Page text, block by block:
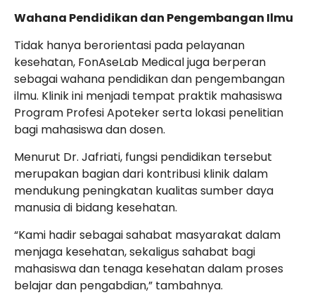
Wahana Pendidikan dan Pengembangan Ilmu
Tidak hanya berorientasi pada pelayanan
kesehatan, FonAseLab Medical juga berperan
sebagai wahana pendidikan dan pengembangan
ilmu. Klinik ini menjadi tempat praktik mahasiswa
Program Profesi Apoteker serta lokasi penelitian
bagi mahasiswa dan dosen.
Menurut Dr. Jafriati, fungsi pendidikan tersebut
merupakan bagian dari kontribusi klinik dalam
mendukung peningkatan kualitas sumber daya
manusia di bidang kesehatan.
“Kami hadir sebagai sahabat masyarakat dalam
menjaga kesehatan, sekaligus sahabat bagi
mahasiswa dan tenaga kesehatan dalam proses
belajar dan pengabdian,” tambahnya.